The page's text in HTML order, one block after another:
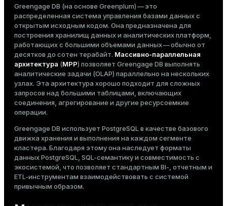
Реляционная модель данных
Поддержка SQL
Администрирование и обслуживание
ETL
Размер шрифта
Средний
Тема
Светлая
Greengage DB (на основе Greenplum) — это
распределенная система управления базами данных с
открытым исходным кодом. Она предназначена для
построения хранилищ данных и аналитических платформ,
работающих с большими объемами данных — обычно от
десятков до сотен терабайт. Массивно-параллельная
архитектура (MPP) позволяет Greengage DB выполнять
аналитические задачи (OLAP) параллельно на нескольких
узлах. Эта архитектура хорошо подходит для сложных
запросов над большими таблицами, включающих
соединения, агрегирование и другие ресурсоемкие
операции.
Greengage DB использует PostgreSQL в качестве базового
движка хранения и выполнения на каждом сегменте
кластера. Благодаря этому она наследует форматы
данных PostgreSQL, SQL-семантику и совместимость с
экосистемой, что позволяет стандартным BI-, отчетным и
ETL-инструментам взаимодействовать с системой
привычным образом.